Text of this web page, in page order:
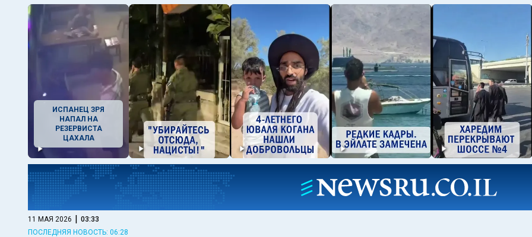
ИСПАНЕЦ ЗРЯ
НАПАЛ НА
РЕЗЕРВИСТА
ЦАХАЛА
11 МАЯ 2026 | 03:33
ПОСЛЕДНЯЯ НОВОСТЬ: 06:28